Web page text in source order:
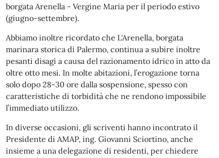
borgata Arenella - Vergine Maria per il periodo estivo
(giugno-settembre).
Abbiamo inoltre ricordato che L'Arenella, borgata
marinara storica di Palermo, continua a subire inoltre
pesanti disagi a causa del razionamento idrico in atto da
oltre otto mesi. In molte abitazioni, l’erogazione torna
solo dopo 28-30 ore dalla sospensione, spesso con
caratteristiche di torbidità che ne rendono impossibile
l’immediato utilizzo.
In diverse occasioni, gli scriventi hanno incontrato il
Presidente di AMAP, ing. Giovanni Sciortino, anche
insieme a una delegazione di residenti, per chiedere